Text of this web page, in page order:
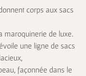
corps aux sacs
maroquinerie de luxe.
une ligne de sacs
façonnée dans le